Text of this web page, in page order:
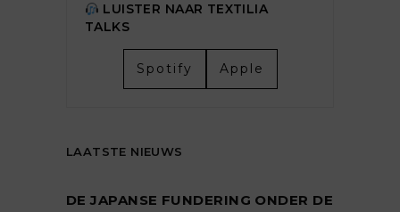
LUISTER NAAR TEXTILIA
TALKS
Spotify Apple
LAATSTE NIEUWS
DE JAPANSE FUNDERING ONDER DE